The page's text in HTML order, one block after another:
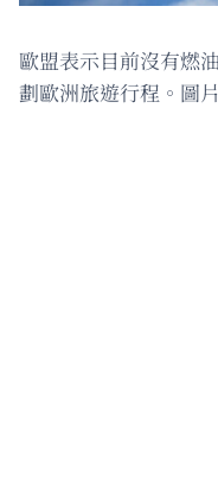
歐盟表示目前沒有燃
劃歐洲旅遊行程。圖